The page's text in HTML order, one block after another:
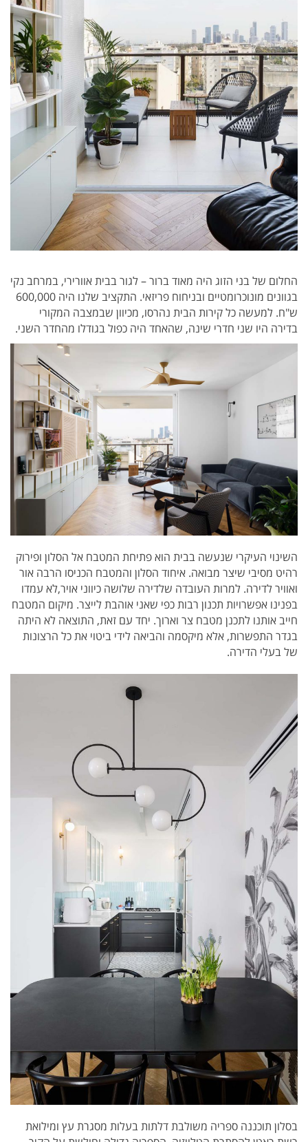
החלום של בני הזוג היה מאוד ברור – לגור בבית אוורירי, במרחב נקי
בגוונים מונוכרומטיים ובניחוח פריזאי. התקציב שלנו היה 600,000
ש"ח. למעשה כל קירות הבית נהרסו, מכיוון שבמצבה המקורי
בדירה היו שני חדרי שינה, שהאחד היה כפול בגודלו מהחדר השני.
השינוי העיקרי שנעשה בבית הוא פתיחת המטבח אל הסלון ופירוק
רהיט מסיבי שיצר מבואה. איחוד הסלון והמטבח הכניסו הרבה אור
ואוויר לדירה. למרות העובדה שלדירה שלושה כיווני אויר,לא עמדו
בפנינו אפשרויות תכנון רבות כפי שאני אוהבת לייצר. מיקום המטבח
חייב אותנו לתכנן מטבח צר וארוך. יחד עם זאת, התוצאה לא היתה
בגדר התפשרות, אלא מיקסמה והביאה לידי ביטוי את כל הרצונות
של בעלי הדירה.
בסלון תוכננה ספריה משולבת דלתות בעלות מסגרת עץ ומילואת